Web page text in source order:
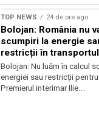
TOP NEWS 24 de ore ago
Bolojan: România nu
scumpiri la energie
restricții în
Bolojan: Nu luăm în calcul
energiei sau restricții
Premierul interimar Ilie...